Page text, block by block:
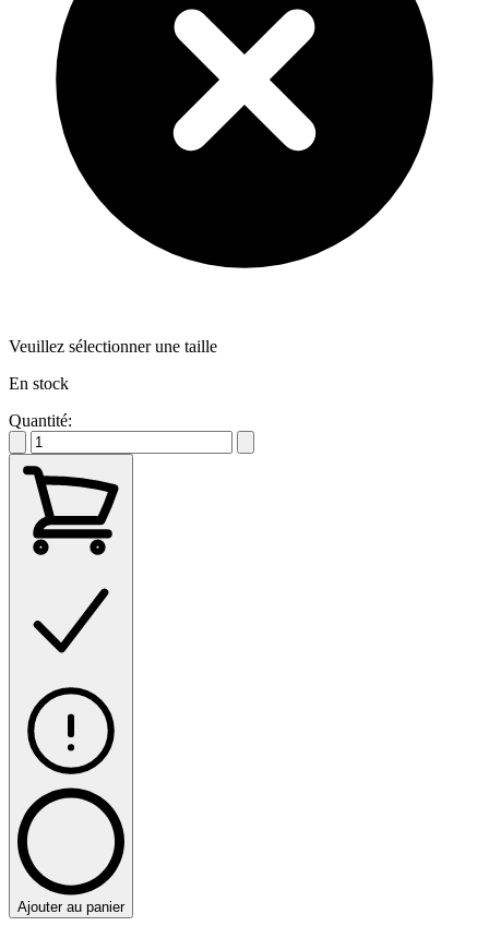
Veuillez sélectionner une taille
En stock
Quantité:
Ajouter au panier